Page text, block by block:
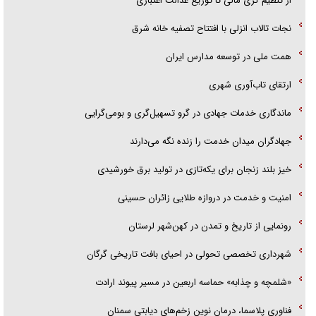
نجات تالاب انزلی با افتتاح تصفیه خانه شرق
همت ملی در توسعه مدارس ایران
ارتقای تاب‌آوری شهری
ماندگاری خدمات جهادی در گرو تسهیل‌گری و بومی‌گرایی
جهادگران میدان خدمت را زنده نگه می‌دارند
خیز بلند زنجان برای یکه‌تازی در تولید برق خورشیدی
امنیت و خدمت در دروازه طلایی زائران حسینی
رونمایی از تاریخ و تمدن در کهن‌شهر لرستان
شهرداری تخصصی تحولی در احیای بافت تاریخی گرگان
«شلمچه و چذابه» حماسه اربعین در مسیر پیوند ارادت
فناوری پلاسما، درمان نوین زخم‌های دیابتی سمنان